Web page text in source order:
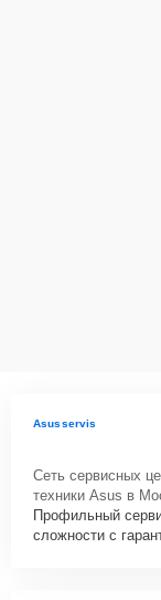
Asusservis
Сеть сервисных
техники Asus в
Профильный
сложности с